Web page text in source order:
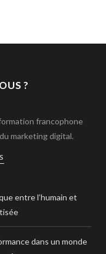
?
francophone
marketing digital.
entre l’humain et
dans un monde